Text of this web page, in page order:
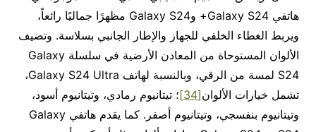
هاتفي Galaxy S24+ وGalaxy S24 مظهرًا جماليًا رائعاً،
ويربط الغطاء الخلفي للجهاز والإطار الجانبي بسلاسة. وتضيف
الألوان المستوحاة من المعادن الأرضية في سلسلة Galaxy
S24 لمسة من الرقي، وبالنسبة لهاتف Galaxy S24 Ultra،
تشمل خيارات الألوان[34]
؛ تيتانيوم رمادي، وتيتانيوم أسود،
وتيتانيوم بنفسجي، وتيتانيوم أصفر. كما يقدم هاتفي Galaxy